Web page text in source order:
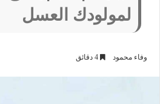
لمولودك العسل
وفاء محمود